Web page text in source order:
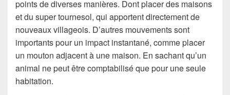
points de diverses manières. Dont placer des maisons
et du super tournesol, qui apportent directement de
nouveaux villageois. D’autres mouvements sont
importants pour un impact instantané, comme placer
un mouton adjacent à une maison. En sachant qu’un
animal ne peut être comptabilisé que pour une seule
habitation.